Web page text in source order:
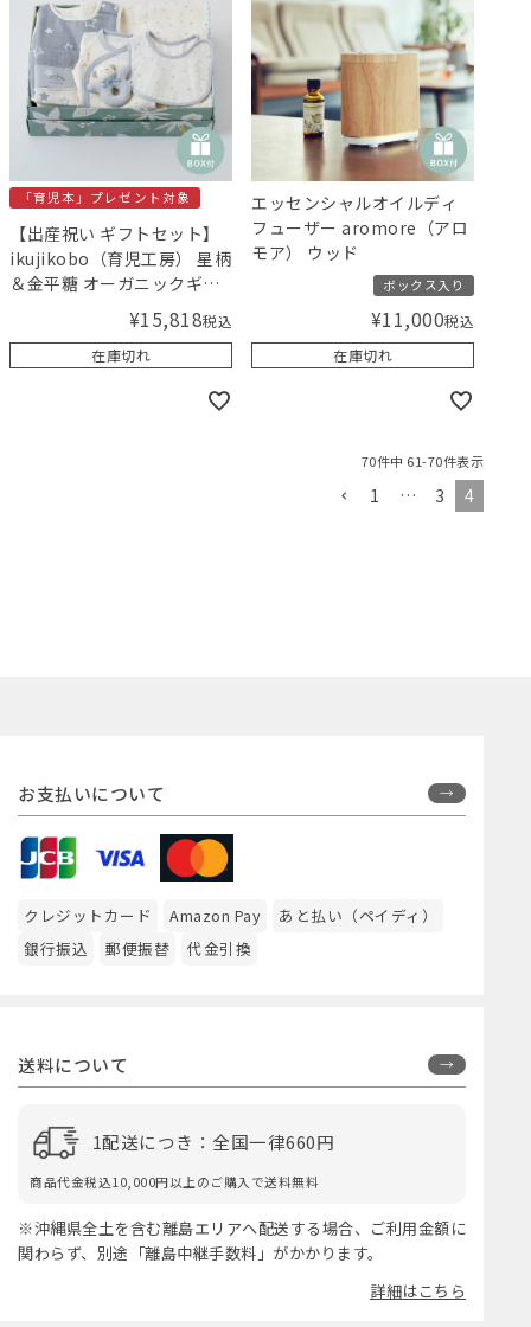
「育児本」プレゼント対象
【出産祝い ギフトセット】
ikujikobo（育児工房） 星柄
＆金平糖 オーガニックギフ
ト ブルー 【ギフトボックス
入り】／Amingオリジナル
¥15,818税込
在庫切れ
エッセンシャルオイルディ
フューザー aromore（アロ
モア） ウッド
ボックス入り
¥11,000税込
在庫切れ
70件中 61-70件表示
1 … 3 4
お支払いについて
クレジットカード Amazon Pay
あと払い（ペイディ）
銀行振込
郵便振替 代金引換
送料について
1配送につき：全国一律660円
商品代金税込10,000円以上のご購入で送料無料
※沖縄県全土を含む離島エリアへ配送する場合、ご利用金額に
関わらず、別途「離島中継手数料」がかかります。
詳細はこちら